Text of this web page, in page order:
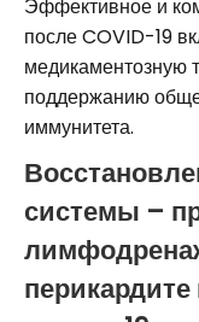
Эффективное и
после COVID-19
медикаментозную
поддержанию
иммунитета.
системы –